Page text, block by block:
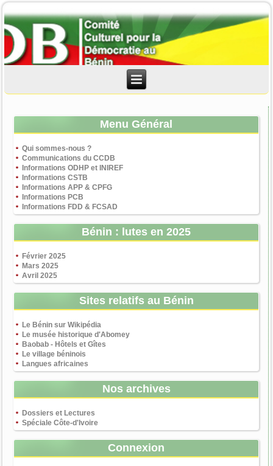
Menu Général
Qui sommes-nous ?
Communications du CCDB
Informations ODHP et INIREF
Informations CSTB
Informations APP & CPFG
Informations PCB
Informations FDD & FCSAD
Bénin : lutes en 2025
Février 2025
Mars 2025
Avril 2025
Sites relatifs au Bénin
Le Bénin sur Wikipédia
Le musée historique d'Abomey
Baobab - Hôtels et Gîtes
Le village béninois
Langues africaines
Nos archives
Dossiers et Lectures
Spéciale Côte-d'Ivoire
Connexion